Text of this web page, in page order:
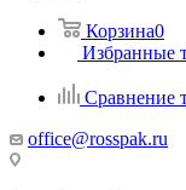
Корзина0
Избранные
Сравнение
office@rosspak.ru